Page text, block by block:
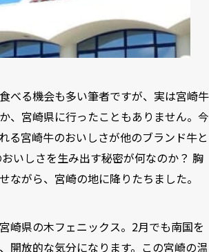
べる機会も多い筆者ですが、実は宮崎牛
、宮崎県に行ったこともありません。今
る宮崎牛のおいしさが他のブランド牛と
いしさを生み出す秘密が何なのか？ 胸
ながら、宮崎の地に降りたちました。
崎県の木フェニックス。2月でも南国を
開放的な気分になります。この宮崎の温